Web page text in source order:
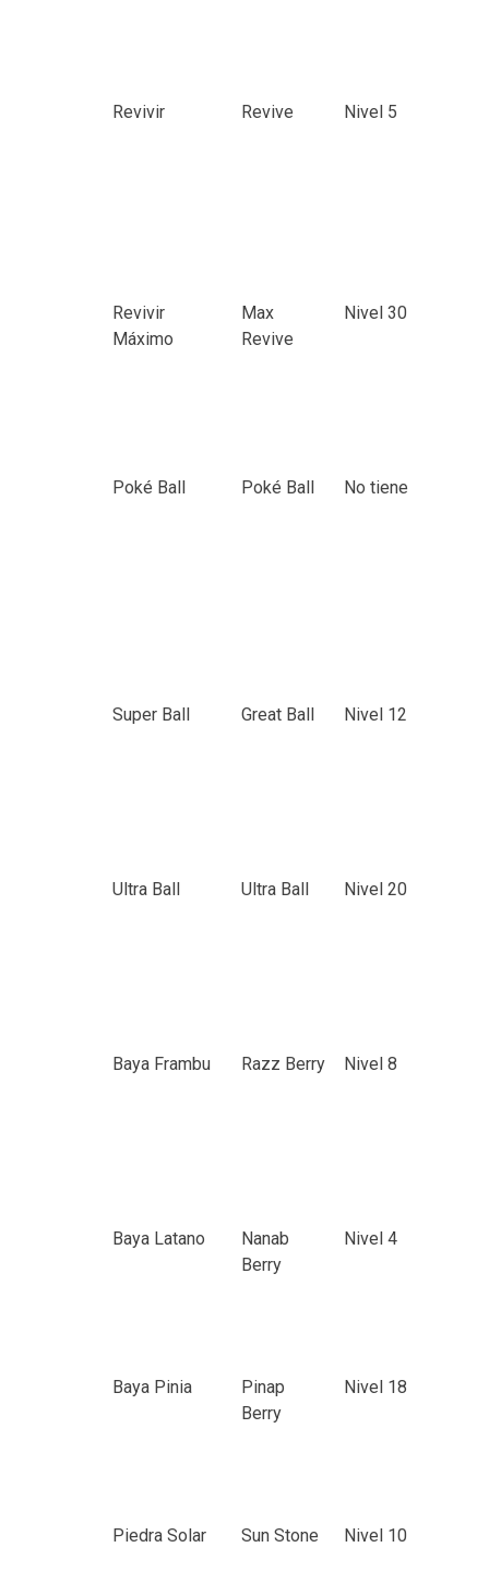
Revivir Revive Nivel 5
Revivir
Máximo
Max
Revive
Nivel 30
Poké Ball Poké Ball No tiene
Super Ball Great Ball Nivel 12
Ultra Ball Ultra Ball Nivel 20
Baya Frambu Razz Berry Nivel 8
Baya Latano
Nanab
Berry
Nivel 4
Baya Pinia
Pinap
Berry
Nivel 18
Piedra Solar Sun Stone Nivel 10